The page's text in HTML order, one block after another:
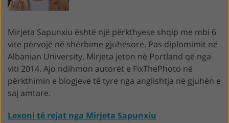
Mirjeta Sapunxiu është një përkthyese shqip me mbi 6
vite përvojë në shërbime gjuhësore. Pas diplomimit në
Albanian University, Mirjeta jeton në Portland që nga
viti 2014. Ajo ndihmon autorët e FixThePhoto në
përkthimin e blogjeve të tyre nga anglishtja në gjuhën e
saj amtare.
Lexoni të rejat nga Mirjeta Sapunxiu